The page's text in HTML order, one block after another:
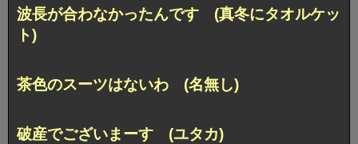
波長が合わなかったんです (真冬にタオルケッ
ト)
茶色のスーツはないわ (名無し)
破産でございまーす (ユタカ)